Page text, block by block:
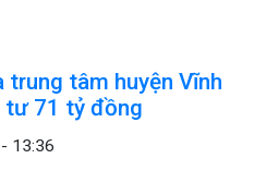
trung tâm huyện Vĩnh
tư 71 tỷ đồng
13:36